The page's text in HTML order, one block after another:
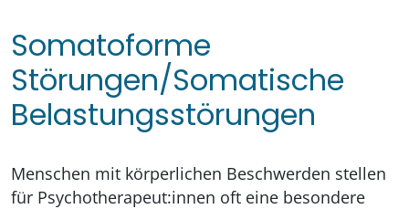
Somatoforme
Störungen/Somatische
Belastungsstörungen
Menschen mit körperlichen Beschwerden stellen
für Psychotherapeut:innen oft eine besondere